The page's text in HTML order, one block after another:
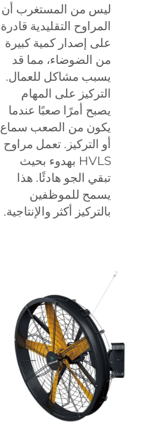
ليس من المستغرب أن
المراوح التقليدية قادرة
على إصدار كمية كبيرة
من الضوضاء، مما قد
يسبب مشاكل للعمال.
التركيز على المهام
يصبح أمرًا صعبًا عندما
يكون من الصعب سماع
أو التركيز. تعمل مراوح
HVLS بهدوء بحيث
تبقي الجو هادئًا. هذا
يسمح للموظفين
بالتركيز أكثر والإنتاجية.